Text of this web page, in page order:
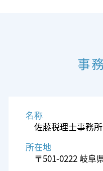
事
名称
佐藤税理士事務所
所在地
〒501-0222 岐阜